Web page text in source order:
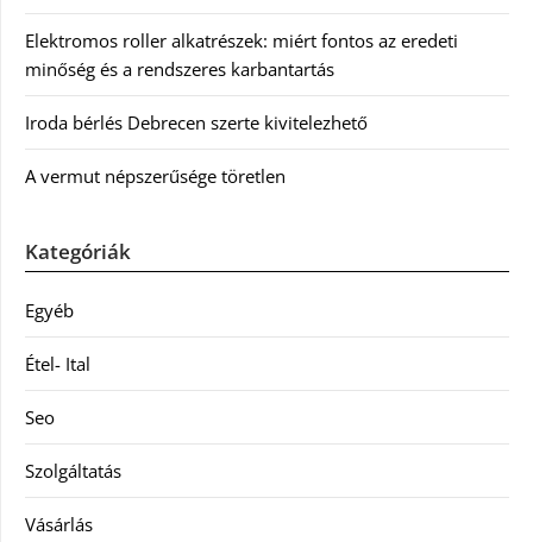
Elektromos roller alkatrészek: miért fontos az eredeti
minőség és a rendszeres karbantartás
Iroda bérlés Debrecen szerte kivitelezhető
A vermut népszerűsége töretlen
Kategóriák
Egyéb
Étel- Ital
Seo
Szolgáltatás
Vásárlás